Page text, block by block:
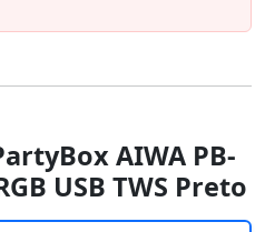
AIWA PB-
USB TWS Preto